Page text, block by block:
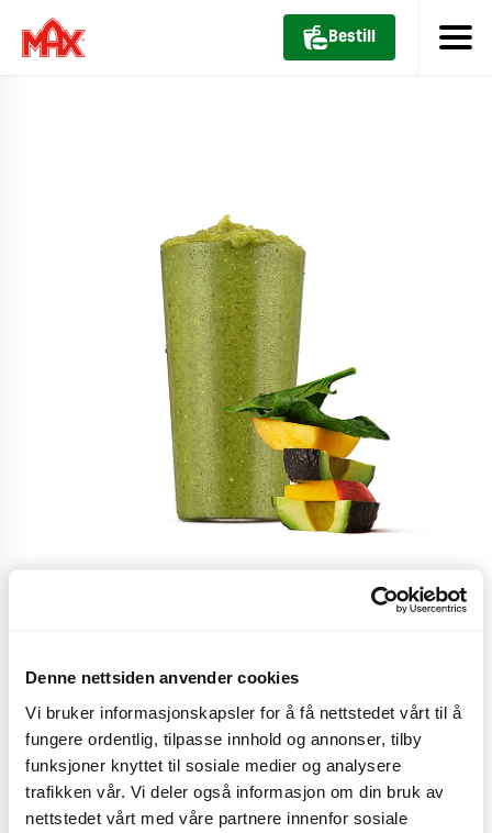
Denne nettsiden anvender cookies
Vi bruker informasjonskapsler for å få nettstedet vårt til å
fungere ordentlig, tilpasse innhold og annonser, tilby
funksjoner knyttet til sosiale medier og analysere
trafikken vår. Vi deler også informasjon om din bruk av
nettstedet vårt med våre partnere innenfor sosiale
Bestill
Avokado, spinat, mango, ananas og eplejuice.
CO 2e 0,6 kg